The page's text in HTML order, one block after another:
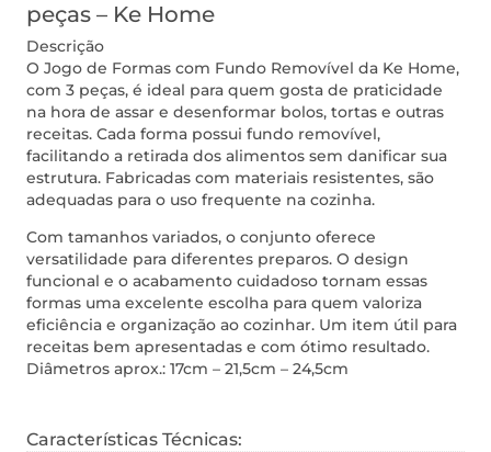
peças – Ke Home
Descrição
O Jogo de Formas com Fundo Removível da Ke Home,
com 3 peças, é ideal para quem gosta de praticidade
na hora de assar e desenformar bolos, tortas e outras
receitas. Cada forma possui fundo removível,
facilitando a retirada dos alimentos sem danificar sua
estrutura. Fabricadas com materiais resistentes, são
adequadas para o uso frequente na cozinha.
Com tamanhos variados, o conjunto oferece
versatilidade para diferentes preparos. O design
funcional e o acabamento cuidadoso tornam essas
formas uma excelente escolha para quem valoriza
eficiência e organização ao cozinhar. Um item útil para
receitas bem apresentadas e com ótimo resultado.
Diâmetros aprox.: 17cm – 21,5cm – 24,5cm
Características Técnicas: